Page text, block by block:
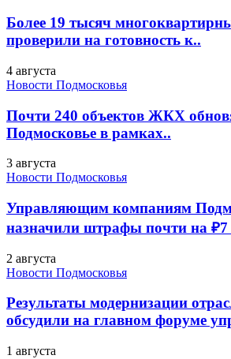
Более 19 тысяч
проверили на готовность к..
4 августа
Новости Подмосковья
Почти 240 объектов ЖКХ
Подмосковье в рамках..
3 августа
Новости Подмосковья
Управляющим компаниям
назначили штрафы почти на
2 августа
Новости Подмосковья
Результаты модернизации
обсудили на главном форуме
1 августа